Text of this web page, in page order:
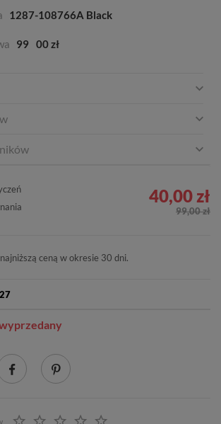
1287-108766A Black
99 00 zł
40,00 zł
99,00 zł
ceną w okresie 30 dni.